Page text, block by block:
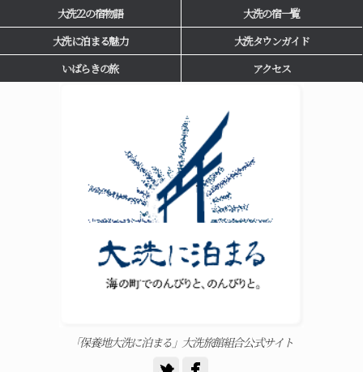
大洗22の宿物語
大洗の宿一覧
大洗に泊まる魅力
大洗タウンガイド
いばらきの旅
アクセス
「保養地大洗に泊まる」大洗旅館組合公式サイト